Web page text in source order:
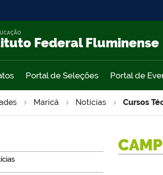
Federal Fluminense
Portal de Seleções Portal de
Maricá Notícias Cursos